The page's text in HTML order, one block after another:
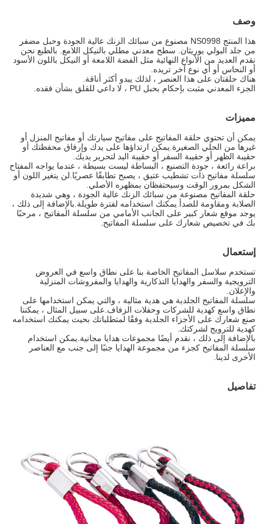
وصف
هذا المنتج NS0998 مصنوع من سبائك الزنك عالية الجودة وحبل مضفر
من جلد البولي يوريثان. سطح معدني مطلي بالنيكل اللامع. بالطبع نحن
نقدم العديد من الأنواع النهائية مثل الفضة اللامعة أو النيكل باللون الأسود
أو النحاس أو أي نوع آخر تريده.
هناك حلقتان على هذا العنصر ، لذلك يبدو أكثر أناقة.
الجزء المعدني مثبت بإحكام بحبل PU ، لا داعي للقلق بشأن فقده.
مميزات
يمكن أن تحتوي حلقة المفاتيح على مفاتيح سيارتك أو مفاتيح المنزل أو
غيرها من الحلي الصغيرة.يمكن ارتداؤها على يدك وإرفاق محفظتك أو
حقيبة الظهر أو حقيبة السفر أو حقيبة اليد لتحرير يديك.
براعة رائعة ، جودة التصنيع ، البساطة ليست بسيطة ، عندما يواجه المفتاح
سلسلة مفاتيح ذات تشطيب عتيق ، يصبح تطابقًا عصريًا.لن يتغير اللون أو
الشكل بمرور الوقت وسيحتفظان بمظهره الأصلي.
حلقة المفاتيح مصنوعة من سبائك الزنك عالية الجودة ، وهي شديدة
الصلابة ومقاومة للصدأ.يمكنك استخدامه لفترة طويلة.بالإضافة إلى ذلك ،
يوجد موقع شعار كبير على الجانب الأمامي من سلسلة المفاتيح ، مرحبًا
بك في تخصيص شعارك على سلسلة المفاتيح.
إستعمال
تستخدم سلاسل المفاتيح الخاصة بنا على نطاق واسع في العروض
الترويجية والسفر والهدايا التذكارية والهدايا والمفروشات المنزلية
والإعلان.
سلسلة المفاتيح الجلدية هي هدية مثالية ، والتي يمكن استخدامها على
نطاق واسع كهدية للشركات وحفلات الزفاف.على سبيل المثال ، يمكننا
صنع شعارك على الأجزاء الجلدية وفقًا لمتطلباتك بحيث يمكنك استخدامه
كهدية للترويج لشركتك.
بالإضافة إلى ذلك ، نقدم أيضًا مجموعات هدايا مجانية.يمكن استخدام
سلسلة المفاتيح كجزء من مجموعة الهدايا جنبًا إلى جنب مع العناصر
الأخرى لدينا.
تفاصيل